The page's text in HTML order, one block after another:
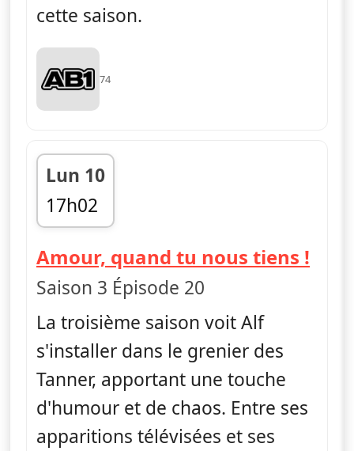
cette saison.
74
Lun 10
17h02
fin 17h24
Amour, quand tu nous tiens !
Saison 3 Épisode 20
La troisième saison voit Alf
s'installer dans le grenier des
Tanner, apportant une touche
d'humour et de chaos. Entre ses
apparitions télévisées et ses